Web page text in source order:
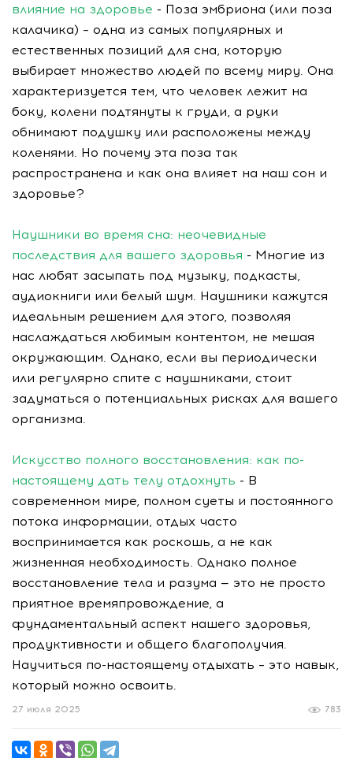
влияние на здоровье - Поза эмбриона (или поза
калачика) – одна из самых популярных и
естественных позиций для сна, которую
выбирает множество людей по всему миру. Она
характеризуется тем, что человек лежит на
боку, колени подтянуты к груди, а руки
обнимают подушку или расположены между
коленями. Но почему эта поза так
распространена и как она влияет на наш сон и
здоровье?
Наушники во время сна: неочевидные
последствия для вашего здоровья - Многие из
нас любят засыпать под музыку, подкасты,
аудиокниги или белый шум. Наушники кажутся
идеальным решением для этого, позволяя
наслаждаться любимым контентом, не мешая
окружающим. Однако, если вы периодически
или регулярно спите с наушниками, стоит
задуматься о потенциальных рисках для вашего
организма.
Искусство полного восстановления: как по-
настоящему дать телу отдохнуть - В
современном мире, полном суеты и постоянного
потока информации, отдых часто
воспринимается как роскошь, а не как
жизненная необходимость. Однако полное
восстановление тела и разума — это не просто
приятное времяпровождение, а
фундаментальный аспект нашего здоровья,
продуктивности и общего благополучия.
Научиться по-настоящему отдыхать – это навык,
который можно освоить.
783
27 июля 2025